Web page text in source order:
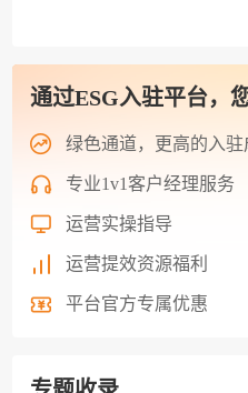
通过ESG入驻平台，
绿色通道，更高的入驻
专业1v1客户经理服务
运营实操指导
运营提效资源福利
平台官方专属优惠